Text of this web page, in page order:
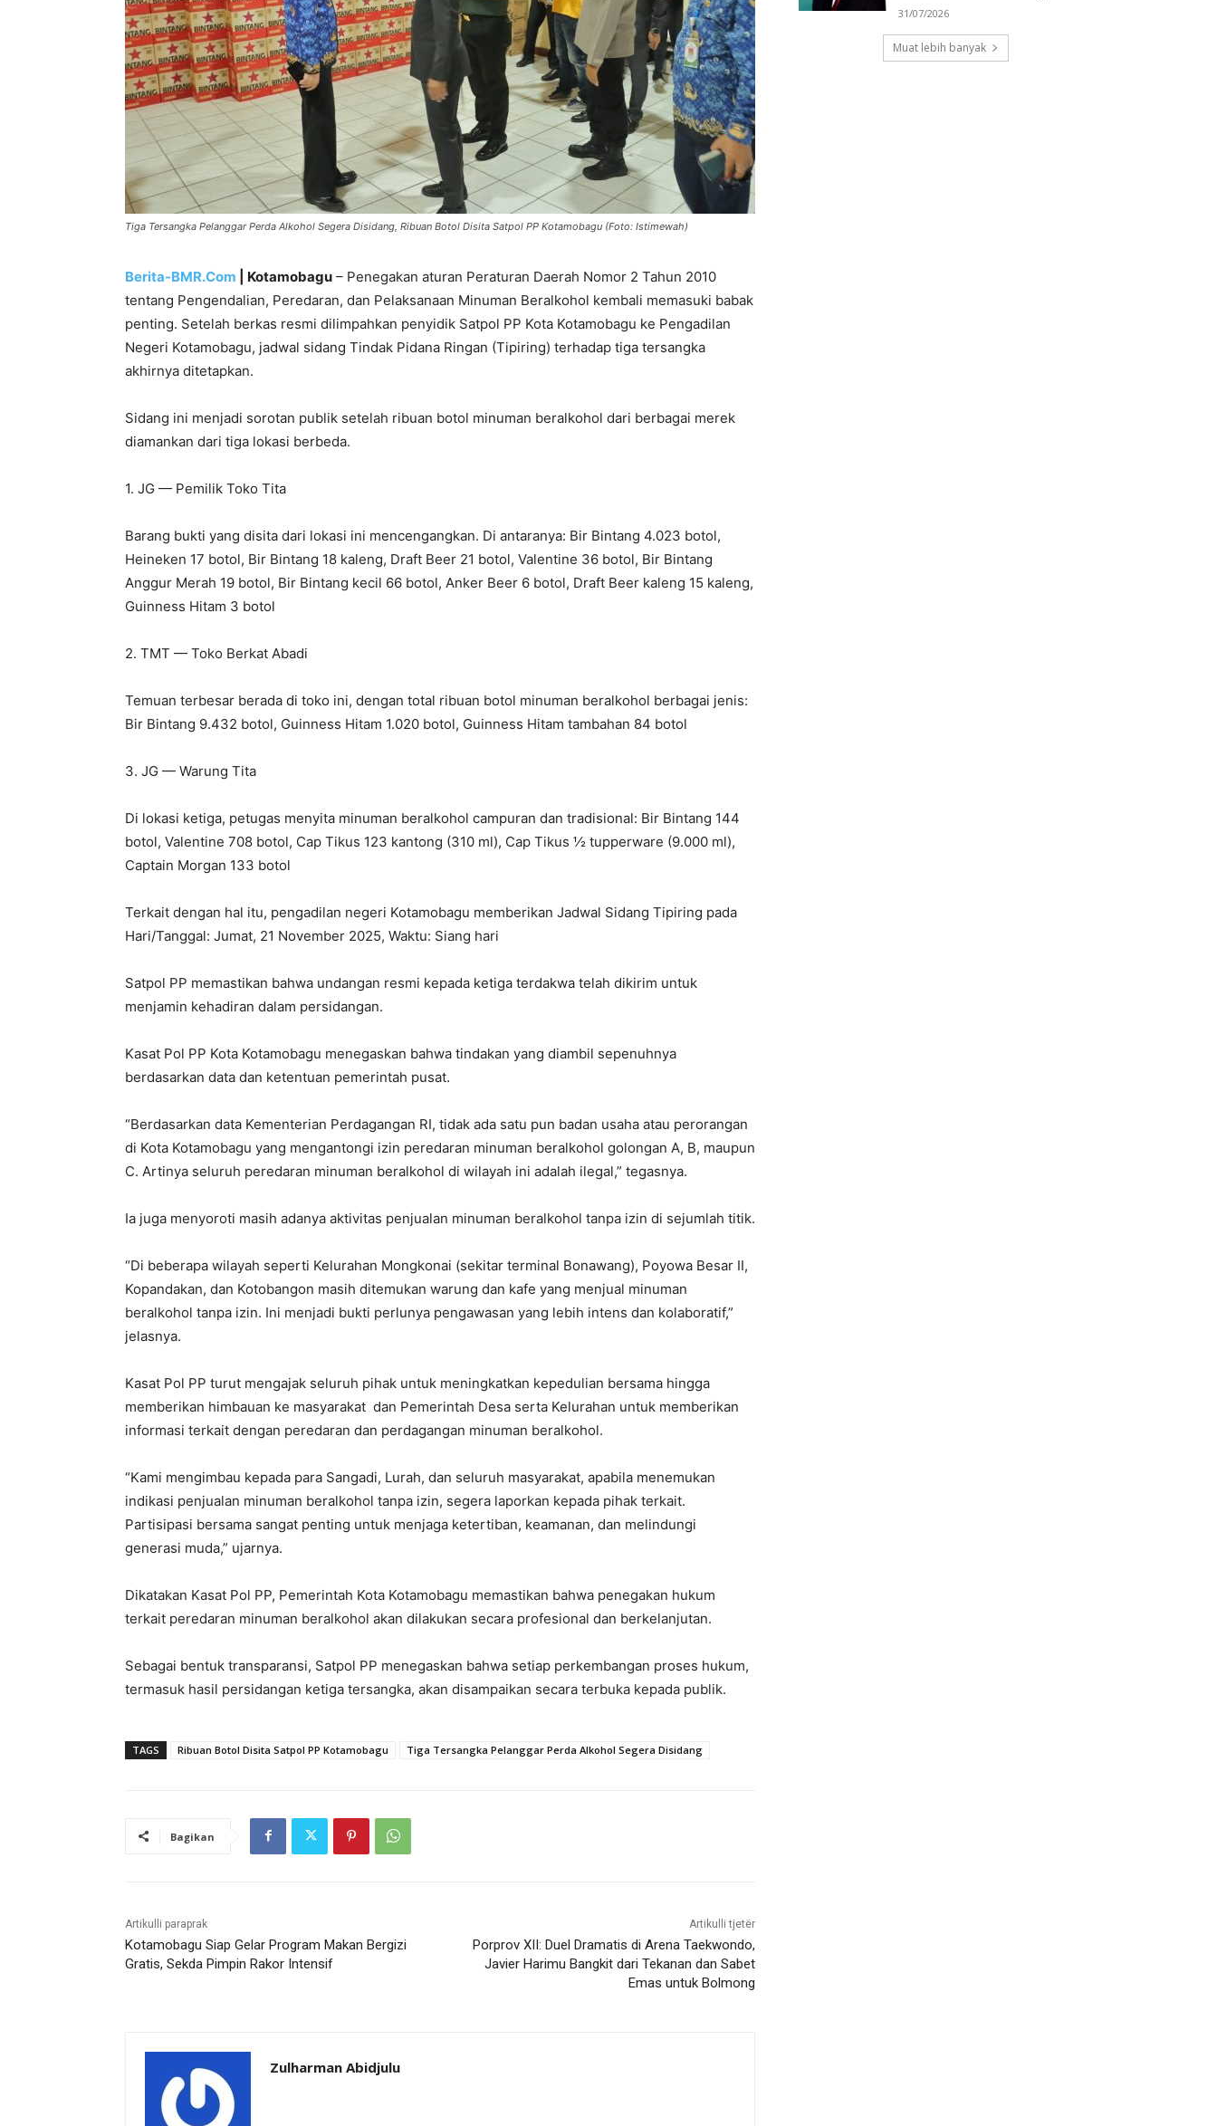
Tiga Tersangka Pelanggar Perda Alkohol Segera Disidang, Ribuan Botol Disita Satpol PP Kotamobagu (Foto: Istimewah)
Berita-BMR.Com | Kotamobagu – Penegakan aturan Peraturan Daerah Nomor 2 Tahun 2010
tentang Pengendalian, Peredaran, dan Pelaksanaan Minuman Beralkohol kembali memasuki babak
penting. Setelah berkas resmi dilimpahkan penyidik Satpol PP Kota Kotamobagu ke Pengadilan
Negeri Kotamobagu, jadwal sidang Tindak Pidana Ringan (Tipiring) terhadap tiga tersangka
akhirnya ditetapkan.
Sidang ini menjadi sorotan publik setelah ribuan botol minuman beralkohol dari berbagai merek
diamankan dari tiga lokasi berbeda.
1. JG — Pemilik Toko Tita
Barang bukti yang disita dari lokasi ini mencengangkan. Di antaranya: Bir Bintang 4.023 botol,
Heineken 17 botol, Bir Bintang 18 kaleng, Draft Beer 21 botol, Valentine 36 botol, Bir Bintang
Anggur Merah 19 botol, Bir Bintang kecil 66 botol, Anker Beer 6 botol, Draft Beer kaleng 15 kaleng,
Guinness Hitam 3 botol
2. TMT — Toko Berkat Abadi
Temuan terbesar berada di toko ini, dengan total ribuan botol minuman beralkohol berbagai jenis:
Bir Bintang 9.432 botol, Guinness Hitam 1.020 botol, Guinness Hitam tambahan 84 botol
3. JG — Warung Tita
Di lokasi ketiga, petugas menyita minuman beralkohol campuran dan tradisional: Bir Bintang 144
botol, Valentine 708 botol, Cap Tikus 123 kantong (310 ml), Cap Tikus ½ tupperware (9.000 ml),
Captain Morgan 133 botol
Terkait dengan hal itu, pengadilan negeri Kotamobagu memberikan Jadwal Sidang Tipiring pada
Hari/Tanggal: Jumat, 21 November 2025, Waktu: Siang hari
Satpol PP memastikan bahwa undangan resmi kepada ketiga terdakwa telah dikirim untuk
menjamin kehadiran dalam persidangan.
Kasat Pol PP Kota Kotamobagu menegaskan bahwa tindakan yang diambil sepenuhnya
berdasarkan data dan ketentuan pemerintah pusat.
“Berdasarkan data Kementerian Perdagangan RI, tidak ada satu pun badan usaha atau perorangan
di Kota Kotamobagu yang mengantongi izin peredaran minuman beralkohol golongan A, B, maupun
C. Artinya seluruh peredaran minuman beralkohol di wilayah ini adalah ilegal,” tegasnya.
Ia juga menyoroti masih adanya aktivitas penjualan minuman beralkohol tanpa izin di sejumlah titik.
“Di beberapa wilayah seperti Kelurahan Mongkonai (sekitar terminal Bonawang), Poyowa Besar II,
Kopandakan, dan Kotobangon masih ditemukan warung dan kafe yang menjual minuman
beralkohol tanpa izin. Ini menjadi bukti perlunya pengawasan yang lebih intens dan kolaboratif,”
jelasnya.
Kasat Pol PP turut mengajak seluruh pihak untuk meningkatkan kepedulian bersama hingga
memberikan himbauan ke masyarakat dan Pemerintah Desa serta Kelurahan untuk memberikan
informasi terkait dengan peredaran dan perdagangan minuman beralkohol.
“Kami mengimbau kepada para Sangadi, Lurah, dan seluruh masyarakat, apabila menemukan
indikasi penjualan minuman beralkohol tanpa izin, segera laporkan kepada pihak terkait.
Partisipasi bersama sangat penting untuk menjaga ketertiban, keamanan, dan melindungi
generasi muda,” ujarnya.
Dikatakan Kasat Pol PP, Pemerintah Kota Kotamobagu memastikan bahwa penegakan hukum
terkait peredaran minuman beralkohol akan dilakukan secara profesional dan berkelanjutan.
Sebagai bentuk transparansi, Satpol PP menegaskan bahwa setiap perkembangan proses hukum,
termasuk hasil persidangan ketiga tersangka, akan disampaikan secara terbuka kepada publik.
TAGS Ribuan Botol Disita Satpol PP Kotamobagu Tiga Tersangka Pelanggar Perda Alkohol Segera Disidang
Bagikan
Artikulli paraprak
Kotamobagu Siap Gelar Program Makan Bergizi
Gratis, Sekda Pimpin Rakor Intensif
Artikulli tjetër
Porprov XII: Duel Dramatis di Arena Taekwondo,
Javier Harimu Bangkit dari Tekanan dan Sabet
Emas untuk Bolmong
Zulharman Abidjulu
31/07/2026
Muat lebih banyak